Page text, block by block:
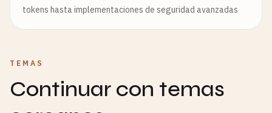
tokens hasta implementaciones de seguridad avanzadas
TEMAS
Continuar con temas